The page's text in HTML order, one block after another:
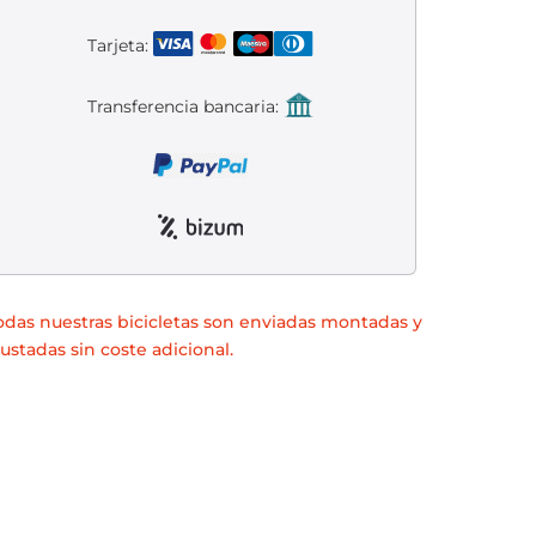
Tarjeta:
Transferencia bancaria:
nuestras bicicletas son enviadas montadas y
sin coste adicional.